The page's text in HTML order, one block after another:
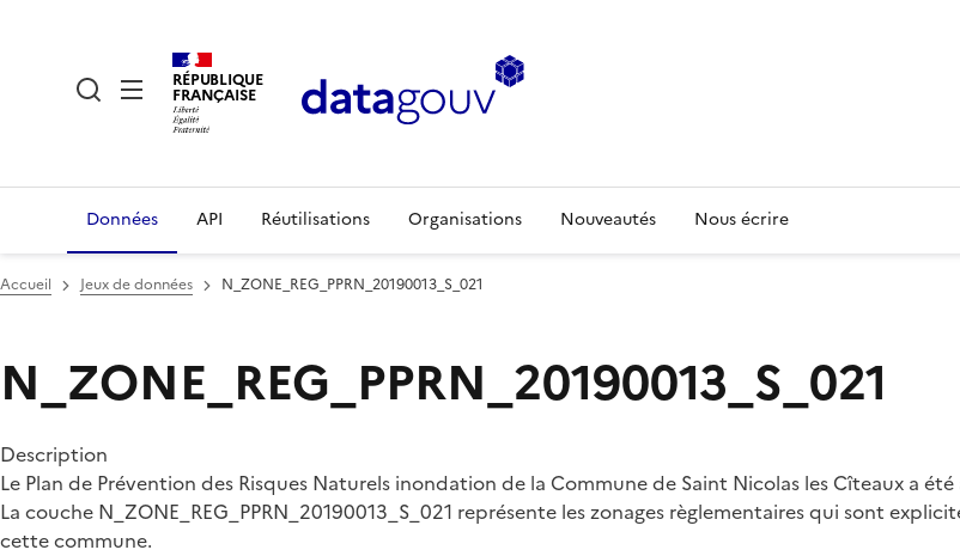
RÉPUBLIQUE
FRANÇAISE
Données API Réutilisations Organisations Nouveautés Nous écrire
Accueil Jeux de données N_ZONE_REG_PPRN_20190013_S_021
N_ZONE_REG_PPRN_20190013_S_021
Description
Le Plan de Prévention des Risques Naturels inondation de la Commune de Saint Nicolas les Cîteaux a
La couche N_ZONE_REG_PPRN_20190013_S_021 représente les zonages règlementaires qui sont
cette commune.